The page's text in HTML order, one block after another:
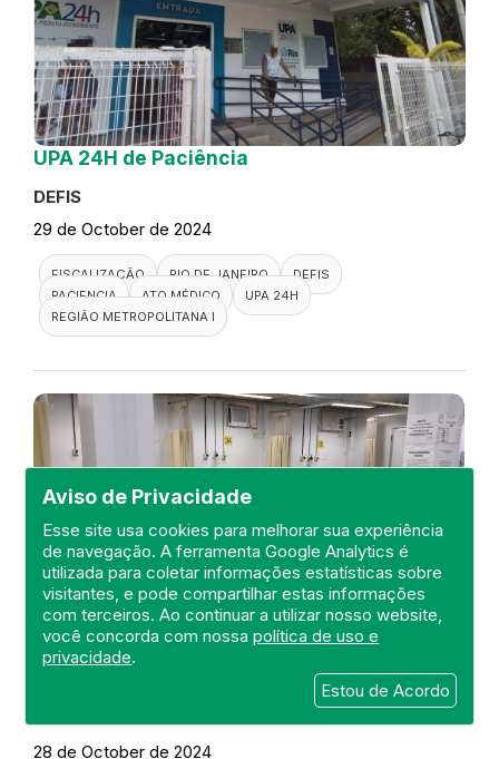
Aviso de Privacidade
Esse site usa cookies para melhorar sua experiência
de navegação. A ferramenta Google Analytics é
utilizada para coletar informações estatísticas sobre
visitantes, e pode compartilhar estas informações
com terceiros. Ao continuar a utilizar nosso website,
você concorda com nossapolítica de uso e
privacidade.
Estou de Acordo
UPA 24H de Paciência
DEFIS
29 de October de 2024
FISCALIZAÇÃO RIO DE JANEIRO
DEFIS
PACIENCIA
ATO MÉDICO
UPA 24H
REGIÃO METROPOLITANA I
Visita a UPA 24H Nova Friburgo
DEFIS
28 de October de 2024